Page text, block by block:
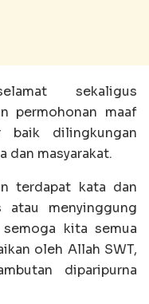
sekaligus
permohonan maaf
baik dilingkungan
dan masyarakat.
terdapat kata dan
atau menyinggung
kita semua
oleh Allah SWT,
diparipurna